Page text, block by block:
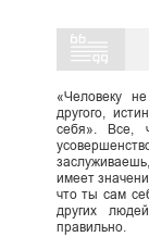
«Человеку
другого,
себя». Все,
имеет
что ты сам
других
правильно.